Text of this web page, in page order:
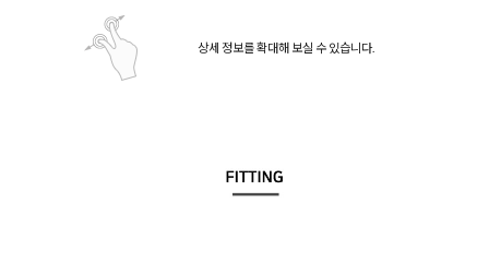
상세 정보를 확대해 보실 수 있습니다.